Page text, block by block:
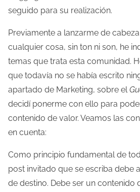
seguido para su realización.
Previamente a lanzarme de
cualquier cosa, sin ton ni son, he
temas que trata esta comunidad.
que todavía no se había escrito
apartado de Marketing, sobre el
decidí ponerme con ello para
contenido de valor. Veamos las
en cuenta:
Como principio fundamental de
post invitado que se escriba debe
de destino. Debe ser un contenido